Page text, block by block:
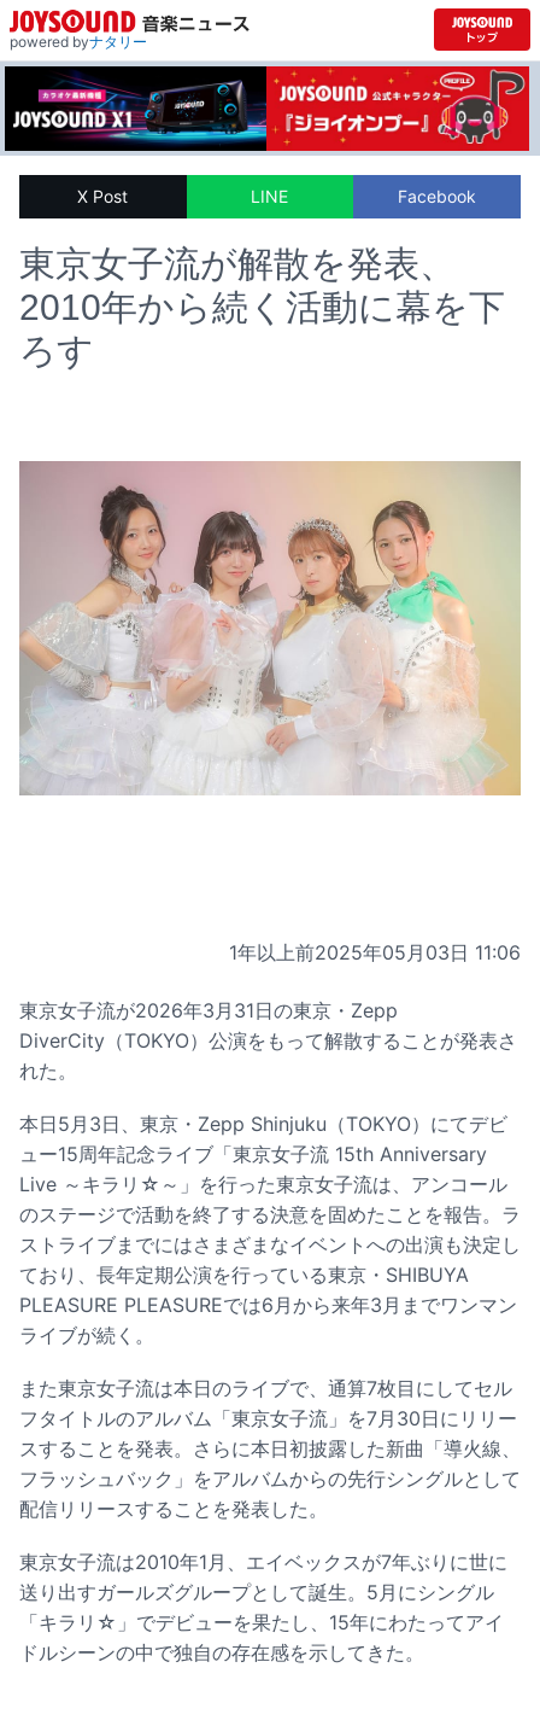
powered byナタリー
X Post LINE Facebook
東京女子流が解散を発表、
2010年から続く活動に幕を下
ろす
1年以上前2025年05月03日 11:06
東京女子流が2026年3月31日の東京・Zepp
DiverCity（TOKYO）公演をもって解散することが発表さ
れた。
本日5月3日、東京・Zepp Shinjuku（TOKYO）にてデビ
ュー15周年記念ライブ「東京女子流 15th Anniversary
Live ～キラリ☆～」を行った東京女子流は、アンコール
のステージで活動を終了する決意を固めたことを報告。ラ
ストライブまでにはさまざまなイベントへの出演も決定し
ており、長年定期公演を行っている東京・SHIBUYA
PLEASURE PLEASUREでは6月から来年3月までワンマン
ライブが続く。
また東京女子流は本日のライブで、通算7枚目にしてセル
フタイトルのアルバム「東京女子流」を7月30日にリリー
スすることを発表。さらに本日初披露した新曲「導火線、
フラッシュバック」をアルバムからの先行シングルとして
配信リリースすることを発表した。
東京女子流は2010年1月、エイベックスが7年ぶりに世に
送り出すガールズグループとして誕生。5月にシングル
「キラリ☆」でデビューを果たし、15年にわたってアイ
ドルシーンの中で独自の存在感を示してきた。